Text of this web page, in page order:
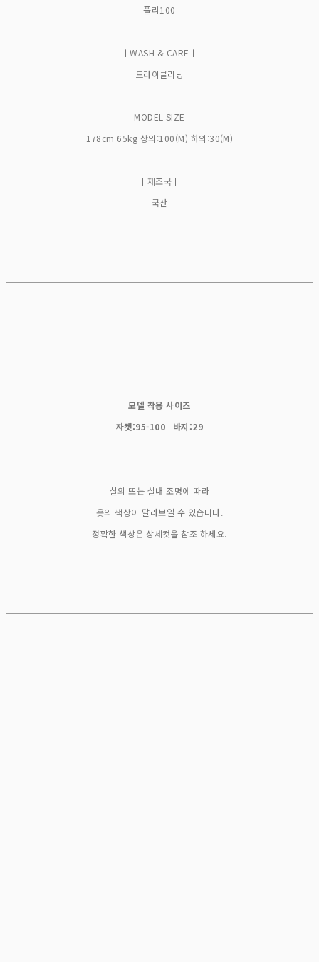
폴리100
ㅣWASH & CAREㅣ
드라이클리닝
ㅣMODEL SIZEㅣ
178cm 65kg 상의:100(M) 하의:30(M)
ㅣ제조국ㅣ
국산
모델 착용 사이즈
자켓:95-100 바지:29
실외 또는 실내 조명에 따라
옷의 색상이 달라보일 수 있습니다.
정확한 색상은 상세컷을 참조 하세요.